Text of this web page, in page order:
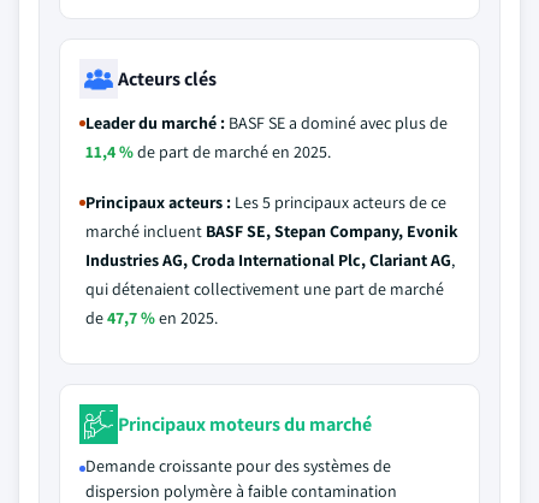
Acteurs clés
Leader du marché : BASF SE a dominé avec plus de
11,4 %de part de marché en 2025.
Principaux acteurs : Les 5 principaux acteurs de ce
marché incluent BASF SE, Stepan Company, Evonik
Industries AG, Croda International Plc, Clariant AG,
qui détenaient collectivement une part de marché
de47,7 %en 2025.
Principaux moteurs du marché
Demande croissante pour des systèmes de
dispersion polymère à faible contamination